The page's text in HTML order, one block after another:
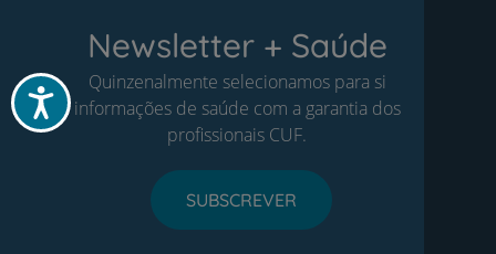
Acessibilidade
Newsletter + Saúde
Quinzenalmente selecionamos para si
informações de saúde com a garantia dos
profissionais CUF.
SUBSCREVER